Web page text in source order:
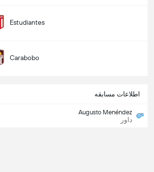
Estudiantes
Carabobo
اطلاعات مسابقه
Augusto Menéndez
داور